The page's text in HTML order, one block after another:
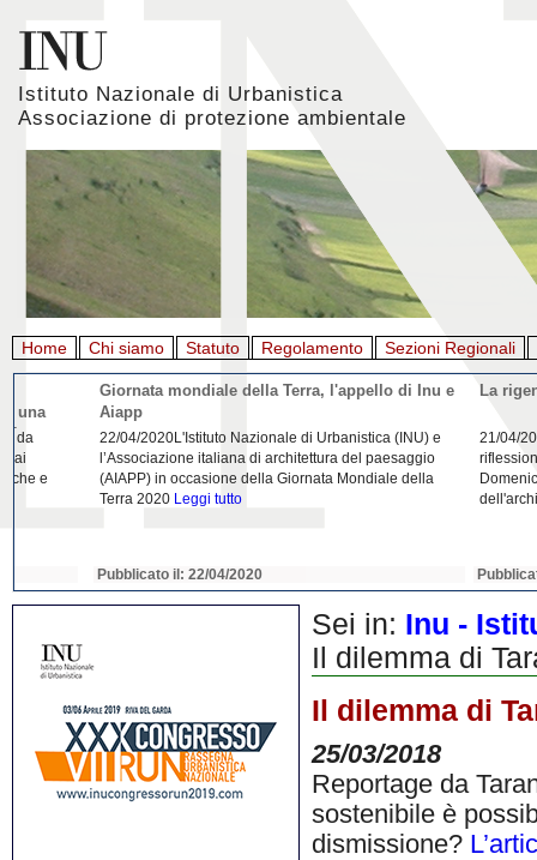
Istituto Nazionale di Urbanistica
Associazione di protezione ambientale
Home Chi siamo Statuto Regolamento Sezioni Regionali
Giornata mondiale della Terra, l'appello di Inu e
Aiapp
22/04/2020L'Istituto Nazionale di Urbanistica (INU) e
l’Associazione italiana di architettura del paesaggio
(AIAPP) in occasione della Giornata Mondiale della
Terra 2020Leggi tutto
Pubblicato il: 22/04/2020
La
21/04/
riflessione da parte
Domenico Moccia.
dell'architettura
Pubblicato il: 22/
Sei in: Inu -
Il dilemma di
Il dilemma di
25/03/2018
Reportage da
sostenibile è
dismissione?